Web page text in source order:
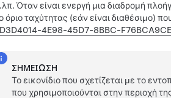
Όταν είναι ενεργή μια διαδρομή
όριο ταχύτητας (εάν είναι διαθέσιμο)
4E98-45D7-8BBC-
ΣΗΜΕΊΩΣΗ
Το εικονίδιο που σχετίζεται με το
που χρησιμοποιούνται στην περιοχή